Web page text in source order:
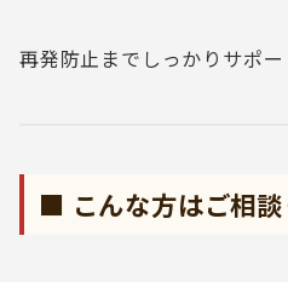
再発防止までしっかりサポー
■ こんな方はご相談